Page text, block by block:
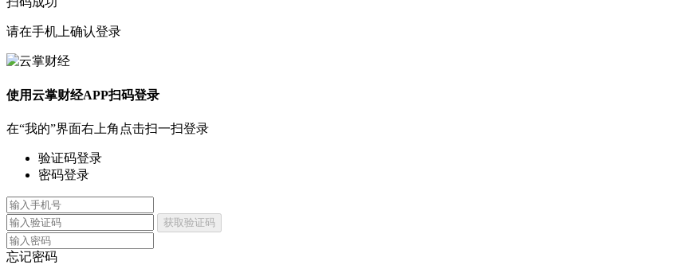
请在手机上确认登录
使用云掌财经APP扫码登录
在“我的”界面右上角点击扫一扫登录
验证码登录
密码登录
获取验证码
忘记密码